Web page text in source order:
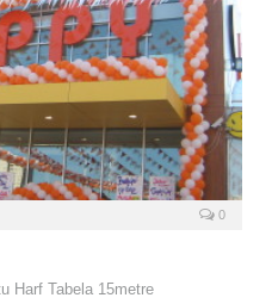
0
Harf Tabela 15metre